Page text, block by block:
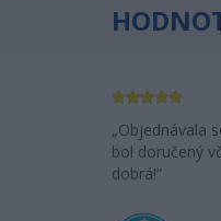
Objednávala
bol doručený
dobrá!